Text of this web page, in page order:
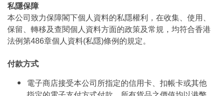
私隱保障
本公司致力保障閣下個人資料的私隱權利，在收集、使用、
保留、轉移及查閱個人資料方面的政策及常規，均符合香港
法例第486章個人資料(私隱)條例的規定。
付款方式
電子商店接受本公司所指定的信用卡、扣帳卡或其他